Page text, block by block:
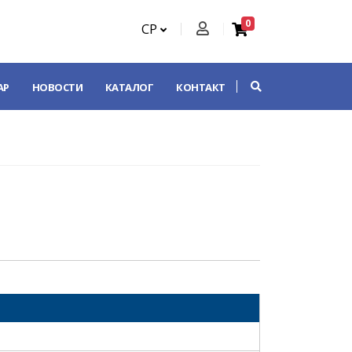
СР 0
НОВОСТИ КАТАЛОГ КОНТАКТ